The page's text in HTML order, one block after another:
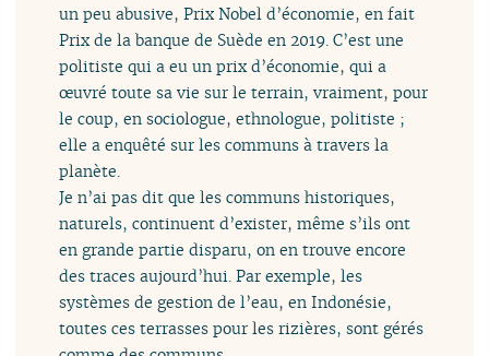
un peu abusive, Prix Nobel d’économie, en fait
Prix de la banque de Suède en 2019. C’est une
politiste qui a eu un prix d’économie, qui a
œuvré toute sa vie sur le terrain, vraiment, pour
le coup, en sociologue, ethnologue, politiste ;
elle a enquêté sur les communs à travers la
planète.
Je n’ai pas dit que les communs historiques,
naturels, continuent d’exister, même s’ils ont
en grande partie disparu, on en trouve encore
des traces aujourd’hui. Par exemple, les
systèmes de gestion de l’eau, en Indonésie,
toutes ces terrasses pour les rizières, sont gérés